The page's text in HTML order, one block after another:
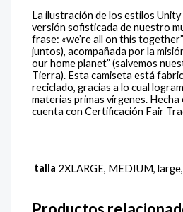
La ilustración de los estilos
versión sofisticada de nuestro
frase: «we’re all on this
juntos), acompañada por la
our home planet” (salvemos
Tierra). Esta camiseta está
reciclado, gracias a lo cual
materias primas vírgenes.
cuenta con Certificación Fair
talla 2XLARGE, MEDIUM,